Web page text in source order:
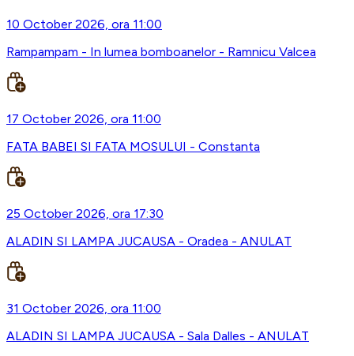
10 October 2026, ora 11:00
Rampampam - In lumea bomboanelor - Ramnicu Valcea
17 October 2026, ora 11:00
FATA BABEI SI FATA MOSULUI - Constanta
25 October 2026, ora 17:30
ALADIN SI LAMPA JUCAUSA - Oradea - ANULAT
31 October 2026, ora 11:00
ALADIN SI LAMPA JUCAUSA - Sala Dalles - ANULAT